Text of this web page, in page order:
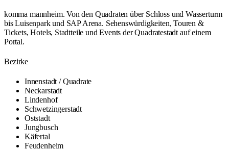
komma mannheim. Von den Quadraten über Schloss und Wasserturm
bis Luisenpark und SAP Arena. Sehenswürdigkeiten, Touren &
Tickets, Hotels, Stadtteile und Events der Quadratestadt auf einem
Portal.
Bezirke
Innenstadt / Quadrate
Neckarstadt
Lindenhof
Schwetzingerstadt
Oststadt
Jungbusch
Käfertal
Feudenheim